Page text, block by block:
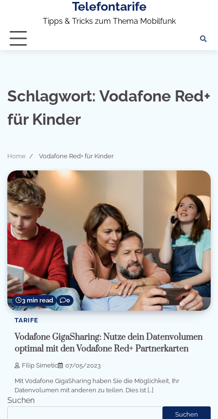
Telefontarife
Tipps & Tricks zum Thema Mobilfunk
Schlagwort: Vodafone Red+
für Kinder
Home Vodafone Red+ für Kinder
3 min read 0
TARIFE
Vodafone GigaSharing: Nutze dein Datenvolumen
optimal mit den Vodafone Red+ Partnerkarten
Filip Simetic 07/05/2023
Mit Vodafone GigaSharing haben Sie die Möglichkeit, Ihr
Datenvolumen mit anderen zu teilen. Dies ist […]
Suchen
Suchen